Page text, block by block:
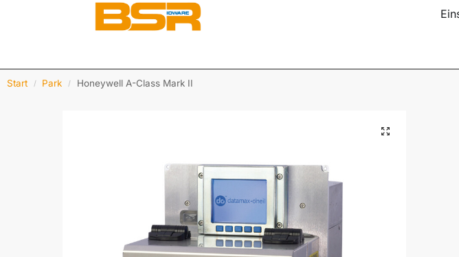
Start / Park / Honeywell A-Class Mark II